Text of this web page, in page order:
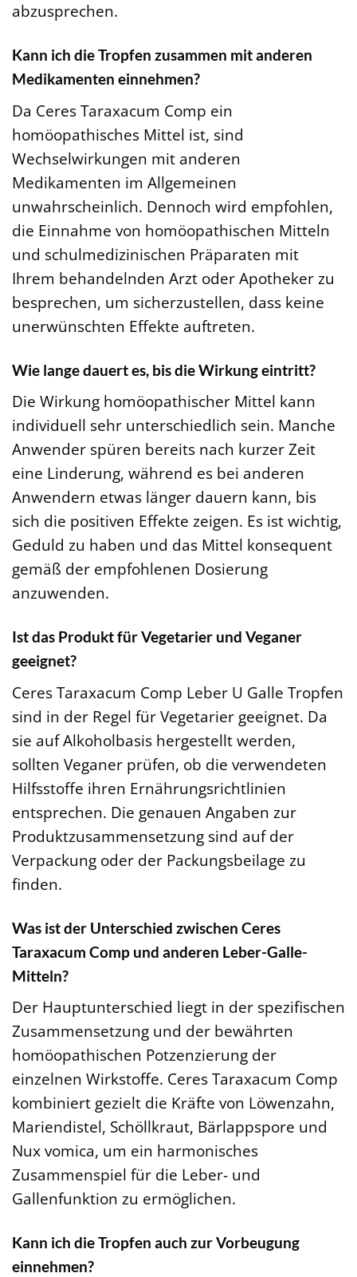
abzusprechen.
Kann ich die Tropfen zusammen mit anderen
Medikamenten einnehmen?
Da Ceres Taraxacum Comp ein
homöopathisches Mittel ist, sind
Wechselwirkungen mit anderen
Medikamenten im Allgemeinen
unwahrscheinlich. Dennoch wird empfohlen,
die Einnahme von homöopathischen Mitteln
und schulmedizinischen Präparaten mit
Ihrem behandelnden Arzt oder Apotheker zu
besprechen, um sicherzustellen, dass keine
unerwünschten Effekte auftreten.
Wie lange dauert es, bis die Wirkung eintritt?
Die Wirkung homöopathischer Mittel kann
individuell sehr unterschiedlich sein. Manche
Anwender spüren bereits nach kurzer Zeit
eine Linderung, während es bei anderen
Anwendern etwas länger dauern kann, bis
sich die positiven Effekte zeigen. Es ist wichtig,
Geduld zu haben und das Mittel konsequent
gemäß der empfohlenen Dosierung
anzuwenden.
Ist das Produkt für Vegetarier und Veganer
geeignet?
Ceres Taraxacum Comp Leber U Galle Tropfen
sind in der Regel für Vegetarier geeignet. Da
sie auf Alkoholbasis hergestellt werden,
sollten Veganer prüfen, ob die verwendeten
Hilfsstoffe ihren Ernährungsrichtlinien
entsprechen. Die genauen Angaben zur
Produktzusammensetzung sind auf der
Verpackung oder der Packungsbeilage zu
finden.
Was ist der Unterschied zwischen Ceres
Taraxacum Comp und anderen Leber-Galle-
Mitteln?
Der Hauptunterschied liegt in der spezifischen
Zusammensetzung und der bewährten
homöopathischen Potzenzierung der
einzelnen Wirkstoffe. Ceres Taraxacum Comp
kombiniert gezielt die Kräfte von Löwenzahn,
Mariendistel, Schöllkraut, Bärlappspore und
Nux vomica, um ein harmonisches
Zusammenspiel für die Leber- und
Gallenfunktion zu ermöglichen.
Kann ich die Tropfen auch zur Vorbeugung
einnehmen?